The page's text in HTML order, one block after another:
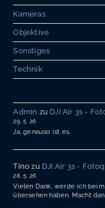
Kameras
Objektive
Sonstiges
Technik
Admin zu DJI Air 3s -
29. 5. 26
Ja, genauso ist es.
Tino zu DJI Air 3s -
28. 5. 26
Vielen Dank, werde ich
übersehen haben. Macht